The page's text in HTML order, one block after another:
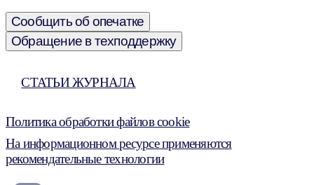
Сообщить об опечатке
Обращение в техподдержку
СТАТЬИ ЖУРНАЛА
Политика обработки файлов cookie
На информационном ресурсе применяются
рекомендательные технологии